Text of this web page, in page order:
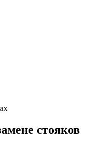
стояков